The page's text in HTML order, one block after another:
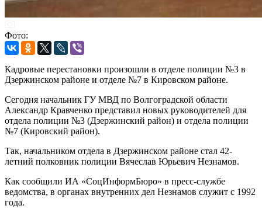
Фото:
Кадровые перестановки произошли в отделе полиции №3 в
Дзержинском районе и отделе №7 в Кировском районе.
Сегодня начальник ГУ МВД по Волгоградской области
Александр Кравченко представил новых руководителей для
отдела полиции №3 (Дзержинский район) и отдела полиции
№7 (Кировский район).
Так, начальником отдела в Дзержинском районе стал 42-
летний полковник полиции Вячеслав Юрьевич Незнамов.
Как сообщили ИА «СоцИнформБюро» в пресс-службе
ведомства, в органах внутренних дел Незнамов служит с 1992
года.